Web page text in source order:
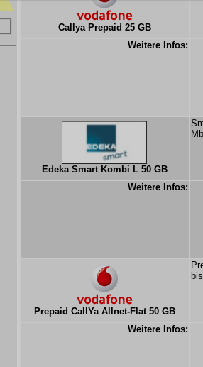
Callya Prepaid 25 GB
Weitere Infos:
Edeka Smart Kombi L 50 GB
Weitere Infos:
Prepaid CallYa Allnet-Flat 50 GB
Weitere Infos: